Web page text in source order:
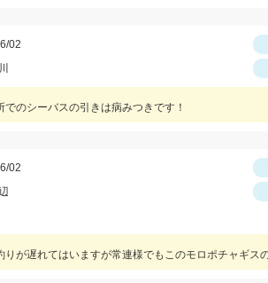
02
でのシーバスの引きは病みつきです！
02
りが遅れてはいますが常連様でもこのモロポチャギ